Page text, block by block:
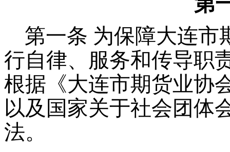
第一条 为保障大连市
行自律、服务和传导职
根据《大连市期货业协
以及国家关于社会团体
法。